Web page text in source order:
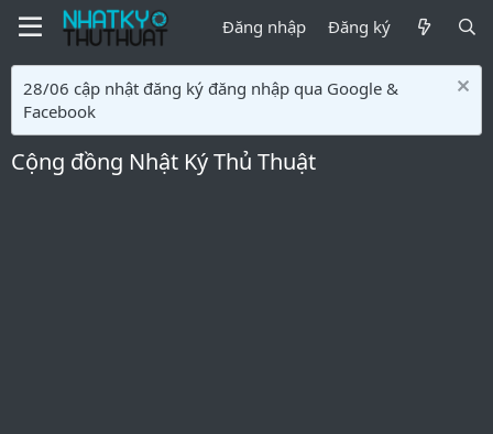
Đăng nhập Đăng ký
28/06 cập nhật đăng ký đăng nhập qua Google &
Facebook
Cộng đồng Nhật Ký Thủ Thuật